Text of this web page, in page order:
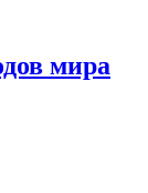
мира